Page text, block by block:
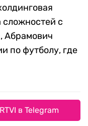
с
Абрамович
по футболу, где
в Telegram